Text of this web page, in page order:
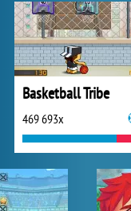
Basketball Tribe
469 693x